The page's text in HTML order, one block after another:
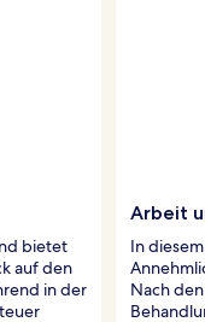
bietet
auf den
in der
Arbeit
In
Nach